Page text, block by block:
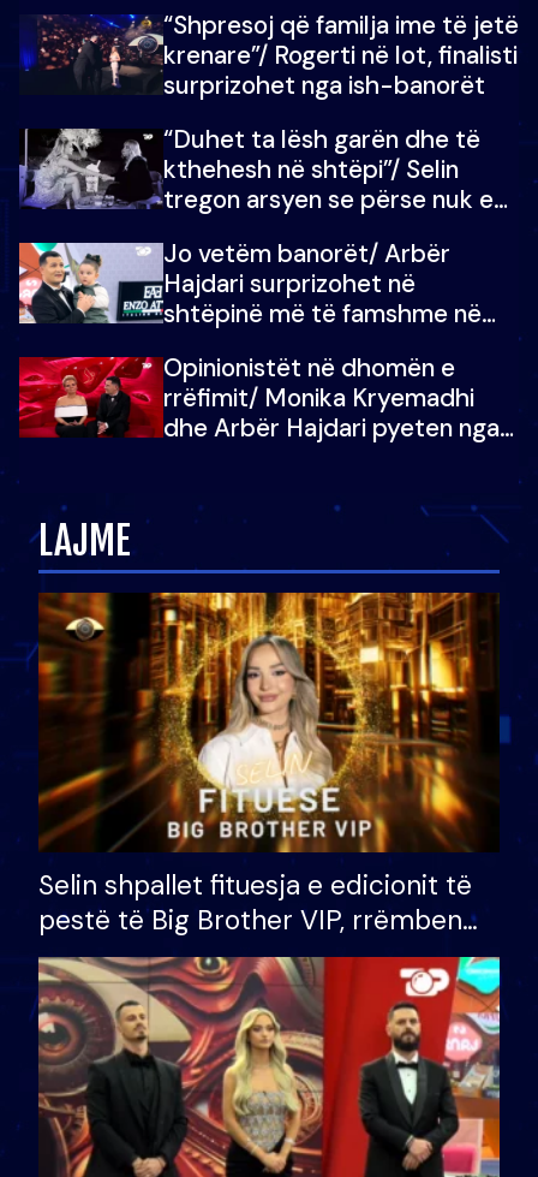
mban dot lotët: Nuk meritoj…
“Shpresoj që familja ime të jetë
krenare”/ Rogerti në lot, finalisti
surprizohet nga ish-banorët
“Duhet ta lësh garën dhe të
kthehesh në shtëpi”/ Selin
tregon arsyen se përse nuk e
çoja luftën time deri në fund
Jo vetëm banorët/ Arbër
Hajdari surprizohet në
shtëpinë më të famshme në
vajzën e tij
Opinionistët në dhomën e
rrëfimit/ Monika Kryemadhi
dhe Arbër Hajdari pyeten nga
LAJME
Selin shpallet fituesja e edicionit të
pestë të Big Brother VIP, rrëmben
çmimin e madh prej 100 mijë eurosh